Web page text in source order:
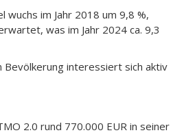
wuchs im Jahr 2018 um 9,8 %,
was im Jahr 2024 ca. 9,3
Bevölkerung interessiert sich aktiv
2.0 rund 770.000 EUR in seiner